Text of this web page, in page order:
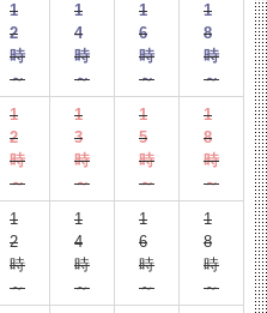
1
2
時
～
1
4
時
～
1
6
時
～
1
8
時
～
1
2
時
～
1
3
時
～
1
5
時
～
1
8
時
～
1
2
時
～
1
4
時
～
1
6
時
～
1
8
時
～